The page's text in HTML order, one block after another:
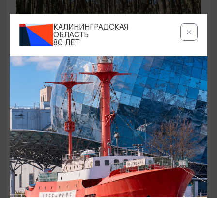
ЭКСКУРСИИ УЧРЕЖДЕНИЙ КУЛЬТУРЫ
Аудиоспектакль «Истории Куршской
косы»
01.02.2026 - 31.12.2026, 13:00
Куршская коса
ОТ 2500₽
КАЛИНИНГРАДСКАЯ
ОБЛАСТЬ
80 ЛЕТ